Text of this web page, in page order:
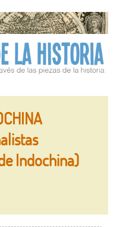
Indochina)